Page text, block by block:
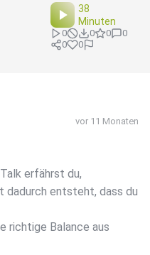
38
Minuten
0 0 0
0
0
0
vor 11 Monaten
erfährst du,
dadurch entsteht, dass du
richtige Balance aus